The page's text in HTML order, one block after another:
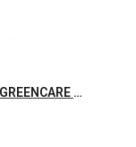
Assouplissant textile SOFT NATURE GREENCARE - Bidon 5L